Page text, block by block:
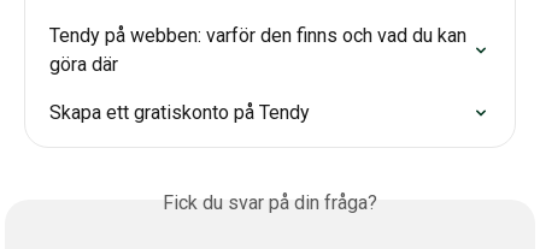
Tendy på webben: varför den finns och vad du kan
göra där
Skapa ett gratiskonto på Tendy
Fick du svar på din fråga?